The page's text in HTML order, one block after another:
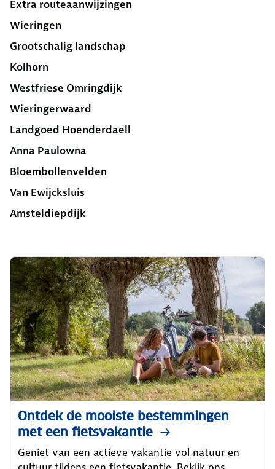
Extra routeaanwijzingen
Wieringen
Grootschalig landschap
Kolhorn
Westfriese Omringdijk
Wieringerwaard
Landgoed Hoenderdaell
Anna Paulowna
Bloembollenvelden
Van Ewijcksluis
Amsteldiepdijk
Ontdek de mooiste bestemmingen
met een fietsvakantie
Geniet van een actieve vakantie vol natuur en